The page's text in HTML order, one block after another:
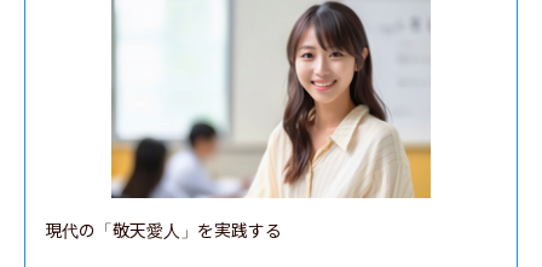
現代の「敬天愛人」を実践する